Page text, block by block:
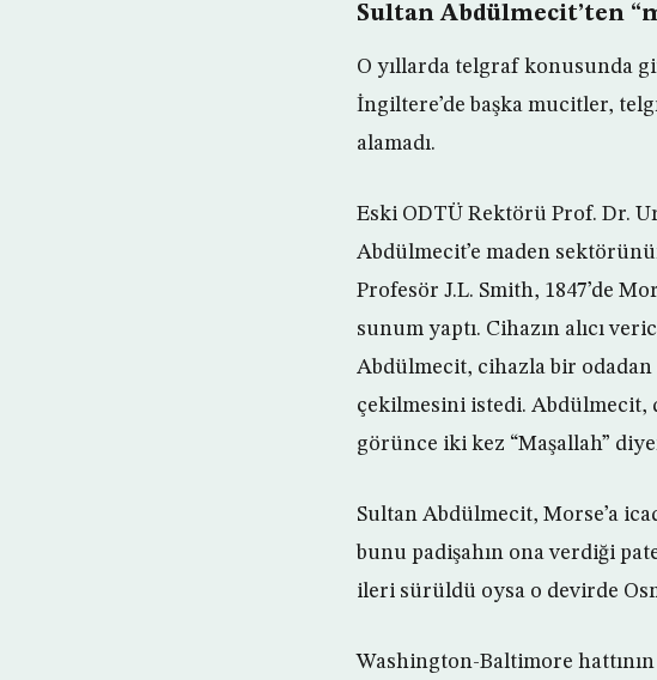
Sultan Abdülmecit’ten
O yıllarda telgraf konusunda
İngiltere’de başka mucitler,
alamadı.
Eski ODTÜ Rektörü Prof. Dr.
Abdülmecit’e maden
Profesör J.L. Smith, 1847’de
sunum yaptı. Cihazın alıcı
Abdülmecit, cihazla bir odadan
çekilmesini istedi. Abdülmecit,
görünce iki kez “Maşallah”
Sultan Abdülmecit, Morse’a
bunu padişahın ona verdiği
ileri sürüldü oysa o devirde
Washington-Baltimore hattının